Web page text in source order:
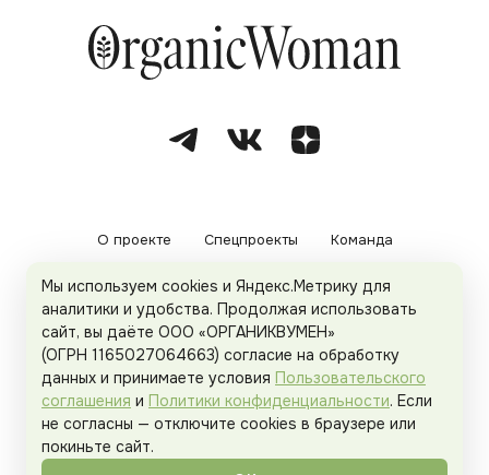
О проекте Спецпроекты Команда
Рекламодателям Политика конфиденциальности
Пользовательское соглашение
Organicwoman.ru . Все права защищены.
Мы используем cookies и Яндекс.Метрику для
аналитики и удобства. Продолжая использовать
сайт, вы даёте ООО «ОРГАНИКВУМЕН»
(ОГРН 1165027064663) согласие на обработку
данных и принимаете условия Пользовательского
соглашения и Политики конфиденциальности. Если
не согласны — отключите cookies в браузере или
покиньте сайт.